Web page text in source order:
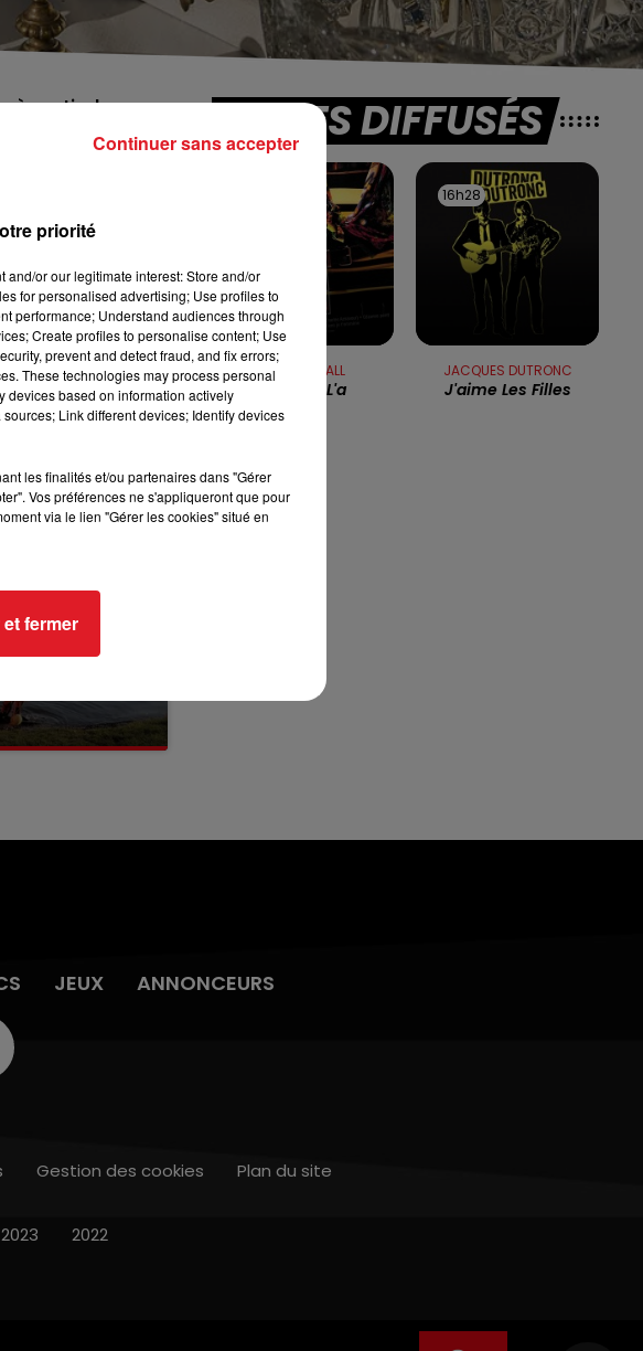
12h00 - 13h00
RDL & VOUS
à partir du
moins, pour un
trop de
département. Le
taux de
TITRES DIFFUSÉS
FRANCE GALL
Ella, Elle L'a
16h28
16h28
JACQUES DUTRONC
J'aime Les Filles
JEUX ANNONCEURS
Gestion des cookies Plan du site
2023 2022
priorité
or our legitimate interest: Store and/or
for personalised advertising; Use profiles to
performance; Understand audiences through
Create profiles to personalise content; Use
prevent and detect fraud, and fix errors;
These technologies may process personal
devices based on information actively
Link different devices; Identify devices
les finalités et/ou partenaires dans "Gérer
Vos préférences ne s'appliqueront que pour
via le lien "Gérer les cookies" situé en
fermer
Continuer sans accepter